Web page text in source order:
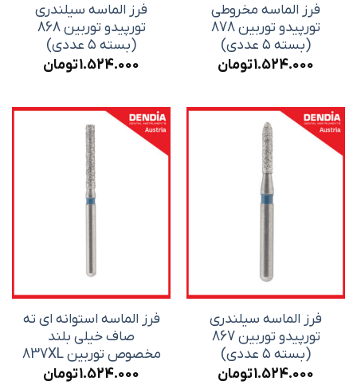
فرز الماسه مخروطی
تورپیدو توربین 878
(بسته ۵ عددی)
1.524.000تومان
فرز الماسه سیلندری
تورپیدو توربین 868
(بسته ۵ عددی)
1.524.000تومان
فرز الماسه سیلندری
تورپیدو توربین 867
(بسته ۵ عددی)
1.524.000تومان
فرز الماسه استوانه ای ته
صاف خیلی بلند
مخصوص توربین 837XL
1.524.000تومان